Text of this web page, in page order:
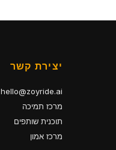
יצירת קשר
hello@zoyride.ai
מרכז תמיכה
תוכנית שותפים
מרכז אמון